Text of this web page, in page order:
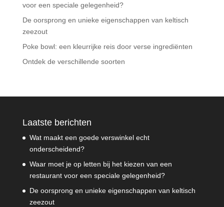
voor een speciale gelegenheid?
De oorsprong en unieke eigenschappen van keltisch
zeezout
Poke bowl: een kleurrijke reis door verse ingrediënten
Ontdek de verschillende soorten
Laatste berichten
Wat maakt een goede verswinkel echt
onderscheidend?
Waar moet je op letten bij het kiezen van een
restaurant voor een speciale gelegenheid?
De oorsprong en unieke eigenschappen van keltisch
zeezout